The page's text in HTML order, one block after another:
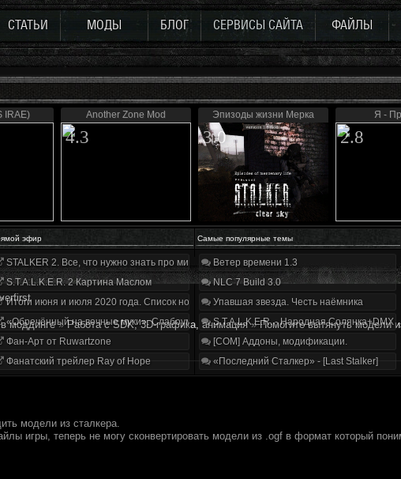
СТАТЬИ МОДЫ БЛОГ СЕРВИСЫ САЙТА ФАЙЛЫ
IRAE) Another Zone Mod
4.3
Эпизоды жизни Мерка
3.0
Я -
2.8
эфир Самые популярные темы
STALKER 2. Все, что нужно знать про мир, геймплей и сюжет | Разбор трейлера
S.T.A.L.K.E.R. 2 Картина Маслом
Итоги июня и июля 2020 года. Список нововведений
«Обречённый на вечные муки». Слабоумие и отвага
Фан-Арт от Ruwartzone
Фанатский трейлер Ray of Hope
Ветер времени 1.3
NLC 7 Build 3.0
Упавшая звезда. Честь наёмника
S.T.A.L.K.E.R. - Народная
[COM] Аддоны, модификации.
«Последний Сталкер» - [Last Stalker]
моддинге » Работа с SDK, 3D-графика, анимация » Помогите вытянуть модели
модели из сталкера.
игры, теперь не могу сконвертировать модели из .ogf в формат который